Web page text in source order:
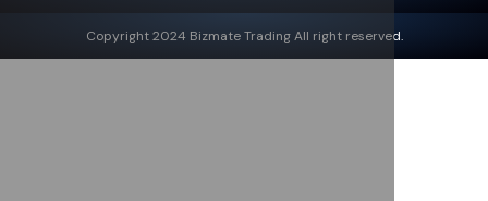
Copyright 2024 Bizmate Trading All right reserved.